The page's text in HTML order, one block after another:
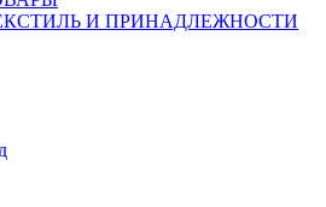
И ПРИНАДЛЕЖНОСТИ